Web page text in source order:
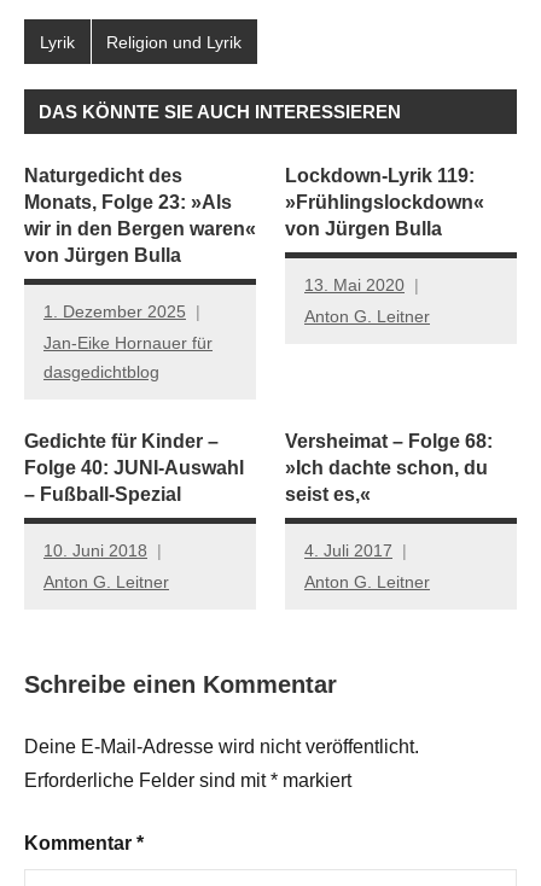
Lyrik Religion und Lyrik
DAS KÖNNTE SIE AUCH INTERESSIEREN
Naturgedicht des
Monats, Folge 23: »Als
wir in den Bergen waren«
von Jürgen Bulla
1. Dezember 2025
Jan-Eike Hornauer für
dasgedichtblog
Lockdown-Lyrik 119:
»Frühlingslockdown«
von Jürgen Bulla
13. Mai 2020
Anton G. Leitner
Gedichte für Kinder –
Folge 40: JUNI-Auswahl
– Fußball-Spezial
10. Juni 2018
Anton G. Leitner
Versheimat – Folge 68:
»Ich dachte schon, du
seist es,«
4. Juli 2017
Anton G. Leitner
Schreibe einen Kommentar
Deine E-Mail-Adresse wird nicht veröffentlicht.
Erforderliche Felder sind mit* markiert
Kommentar *